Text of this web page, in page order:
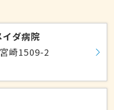
ダ病院
崎1509-2